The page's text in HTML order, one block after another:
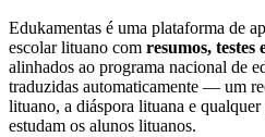
Edukamentas é uma plataforma de
escolar lituano com resumos,
alinhados ao programa nacional de
traduzidas automaticamente — um
lituano, a diáspora lituana e qualquer
estudam os alunos lituanos.